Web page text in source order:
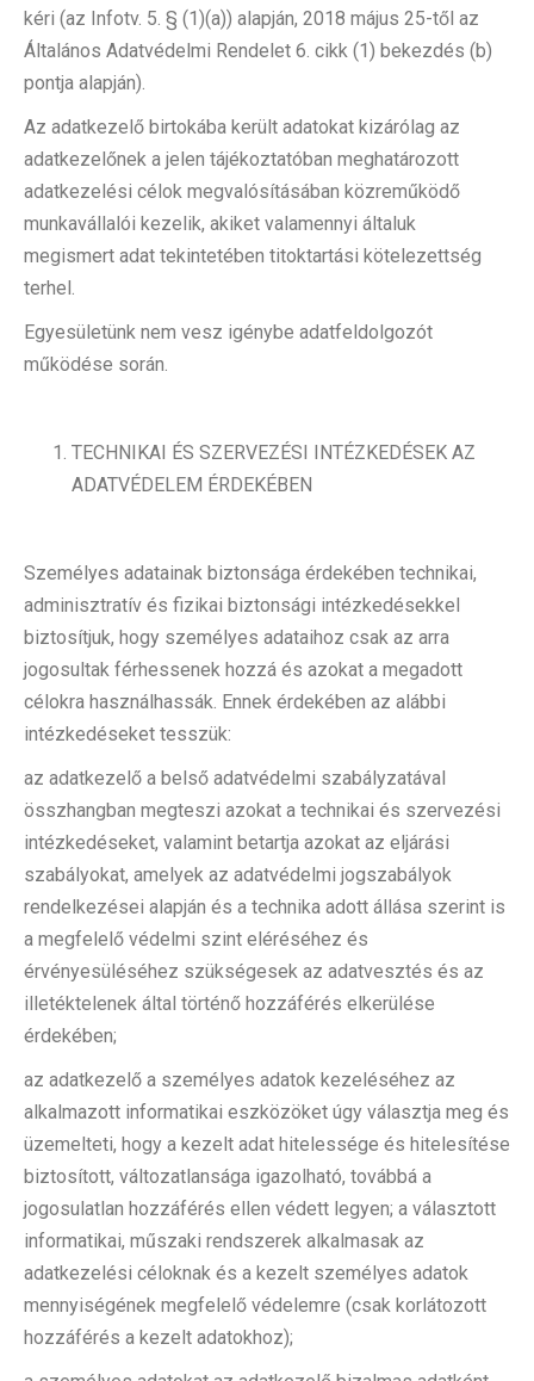
kéri (az Infotv. 5. § (1)(a)) alapján, 2018 május 25-től az
Általános Adatvédelmi Rendelet 6. cikk (1) bekezdés (b)
pontja alapján).
Az adatkezelő birtokába került adatokat kizárólag az
adatkezelőnek a jelen tájékoztatóban meghatározott
adatkezelési célok megvalósításában közreműködő
munkavállalói kezelik, akiket valamennyi általuk
megismert adat tekintetében titoktartási kötelezettség
terhel.
Egyesületünk nem vesz igénybe adatfeldolgozót
működése során.
TECHNIKAI ÉS SZERVEZÉSI INTÉZKEDÉSEK AZ
ADATVÉDELEM ÉRDEKÉBEN
Személyes adatainak biztonsága érdekében technikai,
adminisztratív és fizikai biztonsági intézkedésekkel
biztosítjuk, hogy személyes adataihoz csak az arra
jogosultak férhessenek hozzá és azokat a megadott
célokra használhassák. Ennek érdekében az alábbi
intézkedéseket tesszük:
az adatkezelő a belső adatvédelmi szabályzatával
összhangban megteszi azokat a technikai és szervezési
intézkedéseket, valamint betartja azokat az eljárási
szabályokat, amelyek az adatvédelmi jogszabályok
rendelkezései alapján és a technika adott állása szerint is
a megfelelő védelmi szint eléréséhez és
érvényesüléséhez szükségesek az adatvesztés és az
illetéktelenek által történő hozzáférés elkerülése
érdekében;
az adatkezelő a személyes adatok kezeléséhez az
alkalmazott informatikai eszközöket úgy választja meg és
üzemelteti, hogy a kezelt adat hitelessége és hitelesítése
biztosított, változatlansága igazolható, továbbá a
jogosulatlan hozzáférés ellen védett legyen; a választott
informatikai, műszaki rendszerek alkalmasak az
adatkezelési céloknak és a kezelt személyes adatok
mennyiségének megfelelő védelemre (csak korlátozott
hozzáférés a kezelt adatokhoz);